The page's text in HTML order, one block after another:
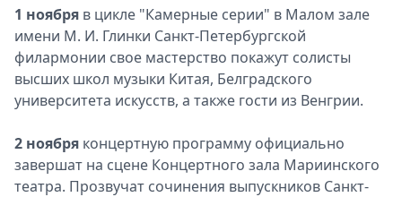
1 ноября в цикле "Камерные серии" в Малом зале
имени М. И. Глинки Санкт-Петербургской
филармонии свое мастерство покажут солисты
высших школ музыки Китая, Белградского
университета искусств, а также гости из Венгрии.
2 ноября концертную программу официально
завершат на сцене Концертного зала Мариинского
театра. Прозвучат сочинения выпускников Санкт-